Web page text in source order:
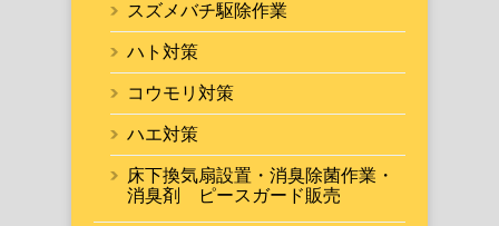
スズメバチ駆除作業
ハト対策
コウモリ対策
ハエ対策
床下換気扇設置・消臭除菌作業・
消臭剤 ピースガード販売